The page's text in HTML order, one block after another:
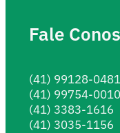
Fale
(41) 99128-0481
(41) 99754-0010
(41) 3383-1616
(41) 3035-1156